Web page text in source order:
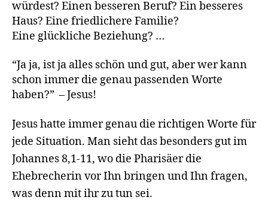
würdest? Einen besseren Beruf? Ein besseres
Haus? Eine friedlichere Familie?
Eine glückliche Beziehung? …
“Ja ja, ist ja alles schön und gut, aber wer kann
schon immer die genau passenden Worte
haben?” – Jesus!
Jesus hatte immer genau die richtigen Worte für
jede Situation. Man sieht das besonders gut im
Johannes 8,1-11, wo die Pharisäer die
Ehebrecherin vor Ihn bringen und Ihn fragen,
was denn mit ihr zu tun sei.